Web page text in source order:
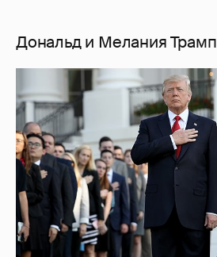
Дональд и Мелания Трамп